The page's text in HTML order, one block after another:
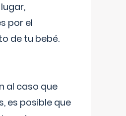
por el
de tu bebé.
al caso que
es posible que